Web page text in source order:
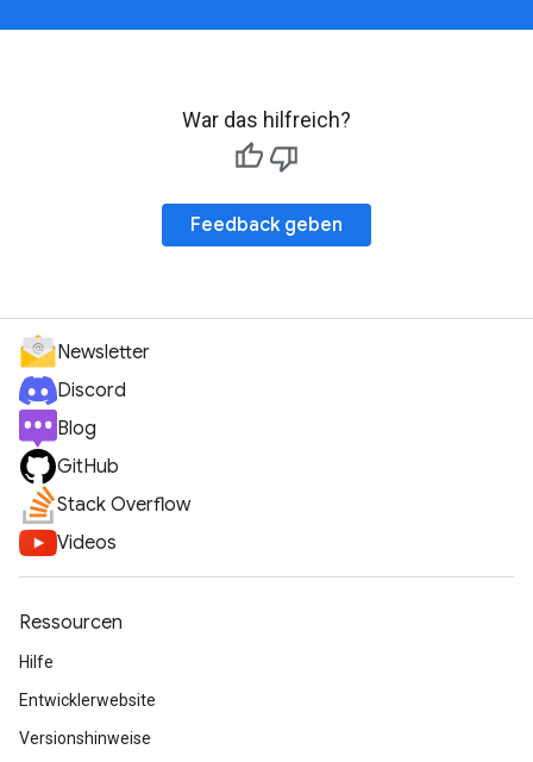
War das hilfreich?
Feedback geben
Newsletter
Discord
Blog
GitHub
Stack Overflow
Videos
Ressourcen
Hilfe
Entwicklerwebsite
Versionshinweise